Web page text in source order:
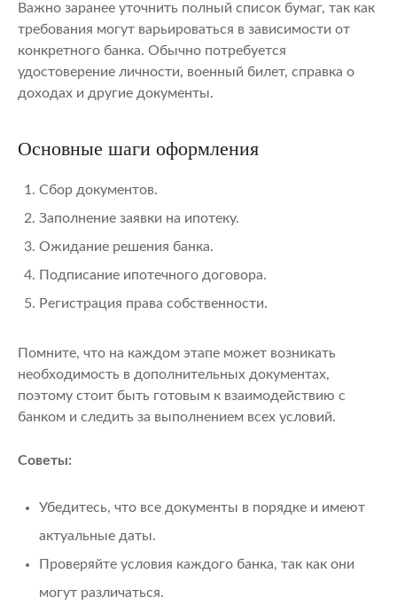
Важно заранее уточнить полный список бумаг, так как
требования могут варьироваться в зависимости от
конкретного банка. Обычно потребуется
удостоверение личности, военный билет, справка о
доходах и другие документы.
Основные шаги оформления
Сбор документов.
Заполнение заявки на ипотеку.
Ожидание решения банка.
Подписание ипотечного договора.
Регистрация права собственности.
Помните, что на каждом этапе может возникать
необходимость в дополнительных документах,
поэтому стоит быть готовым к взаимодействию с
банком и следить за выполнением всех условий.
Советы:
Убедитесь, что все документы в порядке и имеют
актуальные даты.
Проверяйте условия каждого банка, так как они
могут различаться.